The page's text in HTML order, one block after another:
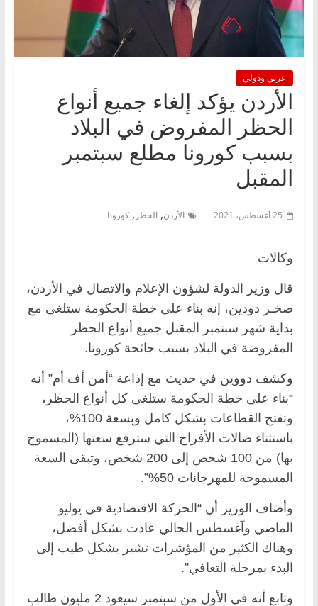
عربي ودولي
الأردن يؤكد إلغاء جميع أنواع
الحظر المفروض في البلاد
بسبب كورونا مطلع سبتمبر
المقبل
25 أغسطس، 2021 الأردن, الحظر , كورونا
وكالات
قال وزير الدولة لشؤون الإعلام والاتصال في الأردن،
صخـر دودين، إنه بناء على خطة الحكومة ستلغى مع
بداية شهر سبتمبر المقبل جميع أنواع الحظر
المفروضة في البلاد بسبب جائحة كورونا.
وكشف دووين في حديث مع إذاعة “أمن أف أم” أنه
“بناء على خطة الحكومة ستلغى كل أنواع الحظر،
وتفتح القطاعات بشكل كامل وبسعة 100%،
باستثناء صالات الأفراح التي سترفع سعتها (المسموح
بها) من 100 شخص إلى 200 شخص، وتبقى السعة
المسموحة للمهرجانات 50%”.
وأضاف الوزير أن “الحركة الاقتصادية في يوليو
الماضي وآغسطس الحالي عادت بشكل أفضل،
وهناك الكثير من المؤشرات تشير بشكل طيب إلى
البدء بمرحلة التعافي”.
وتابع أنه في الأول من سبتمبر سيعود 2 مليون طالب